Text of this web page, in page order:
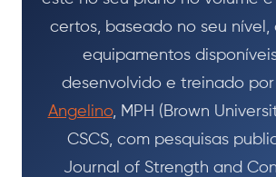
certos, baseado no seu nível,
equipamentos
desenvolvido e treinado por
Angelino, MPH (Brown
CSCS, com pesquisas
Journal of Strength and